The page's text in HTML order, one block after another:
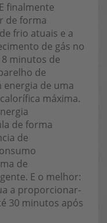
finalmente
de forma
frio atuais e a
de gás no
minutos de
de
de uma
máxima.
de forma
de
de
E o melhor:
a proporcionar-
30 minutos após